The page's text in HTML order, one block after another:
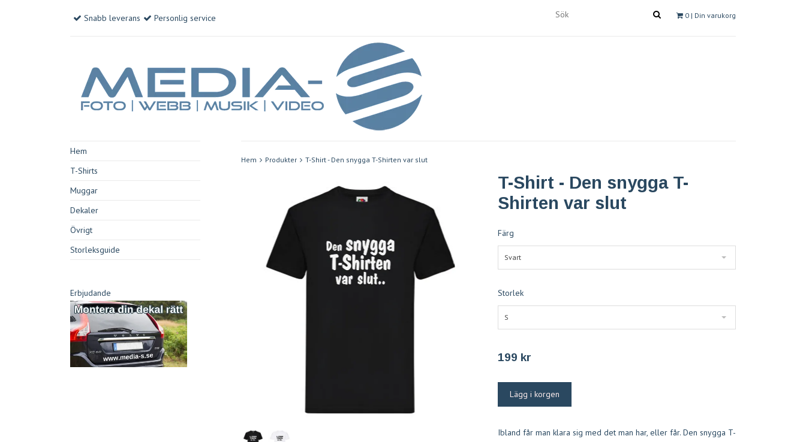
Snabb leverans Personlig service 0 | Din varukorg
Hem
T-Shirts
Muggar
Dekaler
Övrigt
Storleksguide
Erbjudande
Hem Produkter T-Shirt - Den snygga T-Shirten var slut
T-Shirt - Den snygga T-
Shirten var slut
Färg
Svart
Storlek
S
199 kr
Ibland får man klara sig med det man har, eller får. Den snygga T-